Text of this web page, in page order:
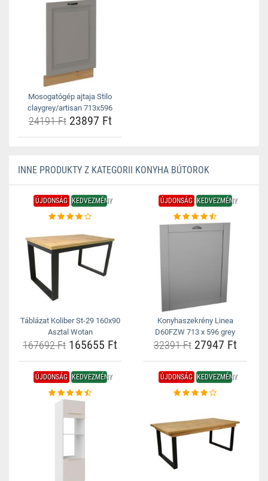
Mosogatógép ajtaja Stilo
claygrey/artisan 713x596
24191 Ft23897 Ft
INNE PRODUKTY Z KATEGORII KONYHA BÚTOROK
ÚJDONSÁG KEDVEZMÉNY
Táblázat Koliber St-29 160x90
Asztal Wotan
167692 Ft 165655 Ft
ÚJDONSÁG KEDVEZMÉNY
Konyhaszekrény Linea
D60FZW 713 x 596 grey
32391 Ft27947 Ft
ÚJDONSÁG KEDVEZMÉNY ÚJDONSÁG KEDVEZMÉNY